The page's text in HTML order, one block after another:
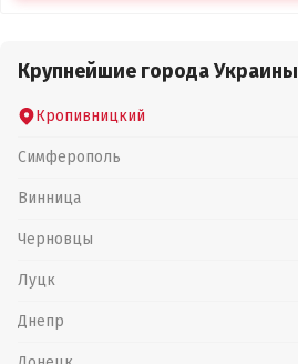
Крупнейшие города Украины
Кропивницкий
Симферополь
Винница
Черновцы
Луцк
Днепр